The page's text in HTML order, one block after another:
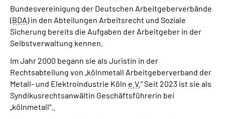
Bundesvereinigung der Deutschen Arbeitgeberverbände
(BDA) in den Abteilungen Arbeitsrecht und Soziale
Sicherung bereits die Aufgaben der Arbeitgeber in der
Selbstverwaltung kennen.
Im Jahr 2000 begann sie als Juristin in der
Rechtsabteilung von „kölnmetall Arbeitgeberverband der
Metall- und Elektroindustrie Köln e.V.“ Seit 2023 ist sie als
Syndikusrechtsanwältin Geschäftsführerin bei
„kölnmetall“..